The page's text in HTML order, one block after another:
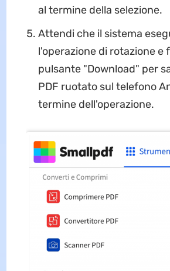
al termine della selezione.
Attendi che il sistema
l'operazione di rotazione e
pulsante "Download" per
PDF ruotato sul telefono
termine dell'operazione.